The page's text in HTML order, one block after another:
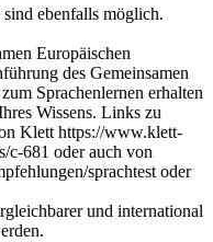
ebenfalls möglich.
Europäischen
des Gemeinsamen
Sprachenlernen erhalten
Wissens. Links zu
Klett https://www.klett-
c-681 oder auch von
sprachtest oder
und international